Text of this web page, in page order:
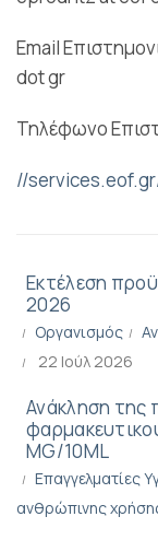
Email
dot gr
Τηλέφωνο
//
Εκτέλεση
2026
Οργανισμός
22 Ιούλ 2026
Ανάκληση της
MG/10ML
Επαγγελματίες
ανθρώπινης